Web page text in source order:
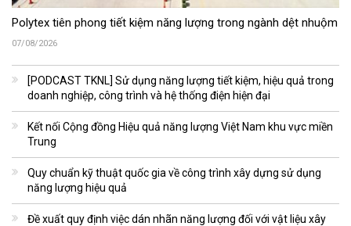
Polytex tiên phong tiết kiệm năng lượng trong ngành dệt nhuộm
07/08/2026
[PODCAST TKNL] Sử dụng năng lượng tiết kiệm, hiệu quả trong
doanh nghiệp, công trình và hệ thống điện hiện đại
Kết nối Cộng đồng Hiệu quả năng lượng Việt Nam khu vực miền
Trung
Quy chuẩn kỹ thuật quốc gia về công trình xây dựng sử dụng
năng lượng hiệu quả
Đề xuất quy định việc dán nhãn năng lượng đối với vật liệu xây